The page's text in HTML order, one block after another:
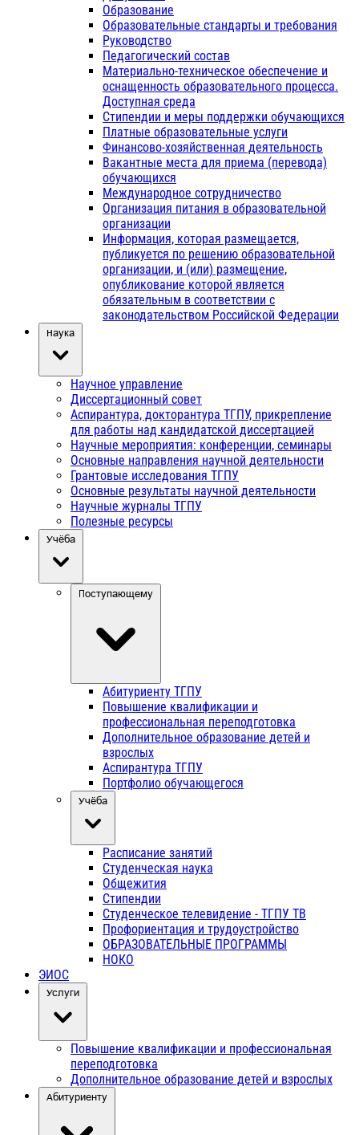
Образование
Образовательные стандарты и требования
Руководство
Педагогический состав
Материально-техническое обеспечение и
оснащенность образовательного процесса.
Доступная среда
Стипендии и меры поддержки обучающихся
Платные образовательные услуги
Финансово-хозяйственная деятельность
Вакантные места для приема (перевода)
обучающихся
Международное сотрудничество
Организация питания в образовательной
организации
Информация, которая размещается,
публикуется по решению образовательной
организации, и (или) размещение,
опубликование которой является
обязательным в соответствии с
законодательством Российской Федерации
Наука
Научное управление
Диссертационный совет
Аспирантура, докторантура ТГПУ, прикрепление
для работы над кандидатской диссертацией
Научные мероприятия: конференции, семинары
Основные направления научной деятельности
Грантовые исследования ТГПУ
Основные результаты научной деятельности
Научные журналы ТГПУ
Полезные ресурсы
Учёба
Поступающему
Абитуриенту ТГПУ
Повышение квалификации и
профессиональная переподготовка
Дополнительное образование детей и
взрослых
Аспирантура ТГПУ
Портфолио обучающегося
Учёба
Расписание занятий
Студенческая наука
Общежития
Стипендии
Студенческое телевидение - ТГПУ ТВ
Профориентация и трудоустройство
ОБРАЗОВАТЕЛЬНЫЕ ПРОГРАММЫ
НОКО
ЭИОС
Услуги
Повышение квалификации и профессиональная
переподготовка
Дополнительное образование детей и взрослых
Абитуриенту